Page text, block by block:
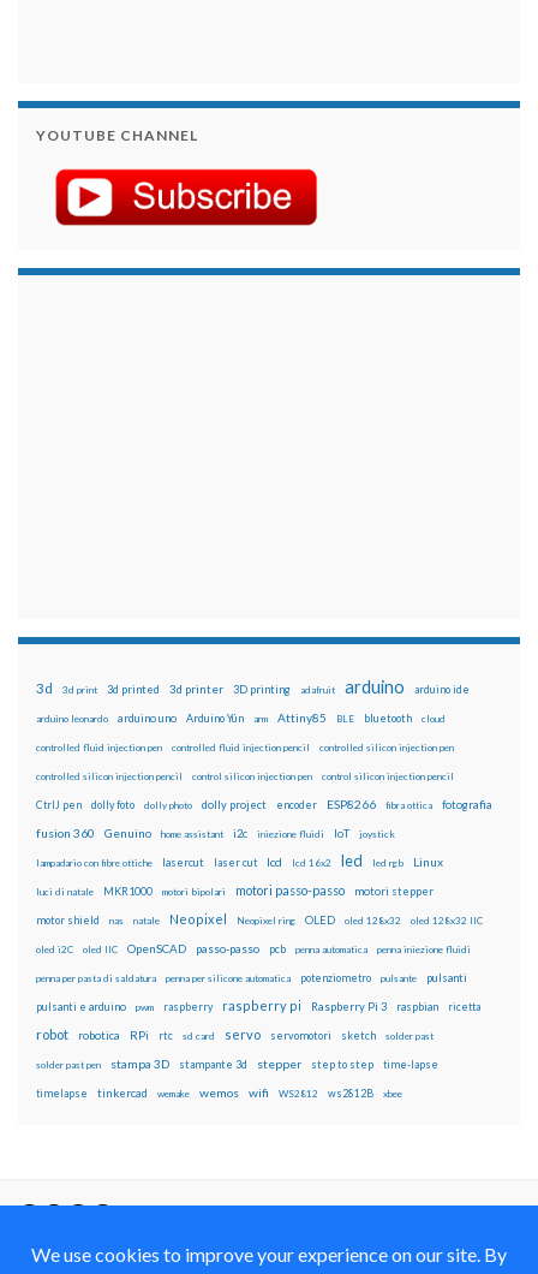
YOUTUBE CHANNEL
3d 3d print 3d printed 3d printer 3D printing adafruit arduino arduino ide
arduino leonardo arduino uno Arduino Yún arm Attiny85 BLE bluetooth cloud
controlled fluid injection pen controlled fluid injection pencil controlled silicon injection pen
controlled silicon injection pencil control silicon injection pen control silicon injection pencil
CtrlJ pen dolly foto dolly photo dolly project encoder ESP8266 fibra ottica fotografia
fusion 360 Genuino home assistant i2c iniezione fluidi IoT joystick
lampadario con fibre ottiche lasercut laser cut lcd lcd 16x2 led led rgb Linux
luci di natale MKR1000 motori bipolari motori passo-passo motori stepper
motor shield nas natale Neopixel Neopixel ring OLED oled 128x32 oled 128x32 IIC
oled i2C oled IIC OpenSCAD passo-passo pcb penna automatica penna iniezione fluidi
penna per pasta di saldatura penna per silicone automatica potenziometro pulsante pulsanti
pulsanti e arduino pwm raspberry raspberry pi Raspberry Pi 3 raspbian ricetta
robot robotica RPi rtc sd card servo servomotori sketch solder past
solder past pen stampa 3D stampante 3d stepper step to step time-lapse
timelapse tinkercad wemake wemos wifi WS2812 ws2812B xbee